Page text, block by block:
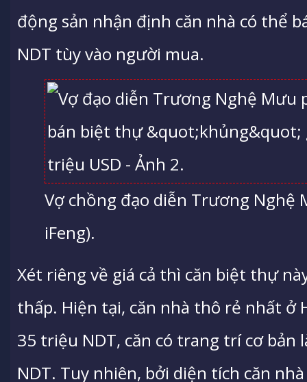
động sản nhận định căn nhà có thể
NDT tùy vào người mua.
Vợ chồng đạo diễn Trương Nghệ
iFeng).
Xét riêng về giá cả thì căn biệt thự
thấp. Hiện tại, căn nhà thô rẻ nhất
35 triệu NDT, căn có trang trí cơ
NDT. Tuy nhiên, bởi diện tích căn